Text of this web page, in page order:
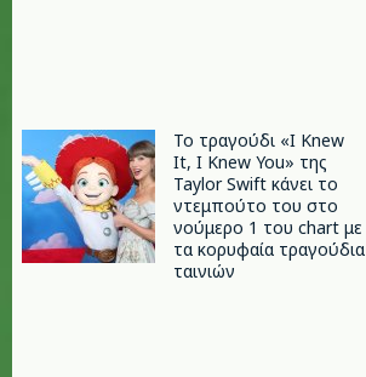
Το τραγούδι «I Knew
It, I Knew You» της
Taylor Swift κάνει το
ντεμπούτο του στο
νούμερο 1 του chart με
τα κορυφαία τραγούδια
ταινιών